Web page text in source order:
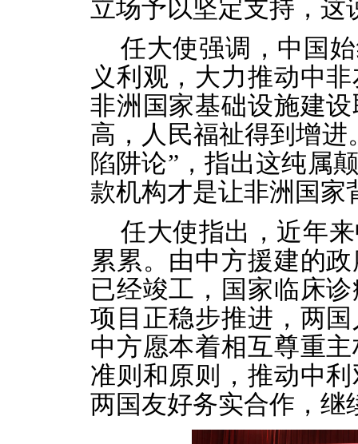
立场予以坚定支持，这
任大使强调，中国
义利观，大力推动中
非洲国家基础设施建
高，人民福祉得到增进
陷阱论”，指出这纯属
款机构才是让非洲国家
任大使指出，近年
累累。由中方援建的
已经竣工，国家临床
项目正稳步推进，两
中方愿本着相互尊重
准则和原则，推动中
两国友好务实合作，继